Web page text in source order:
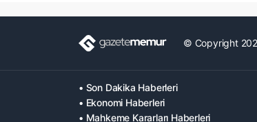
© Copyright
• Son Dakika Haberleri
• Ekonomi Haberleri
• Mahkeme Kararları Haberleri